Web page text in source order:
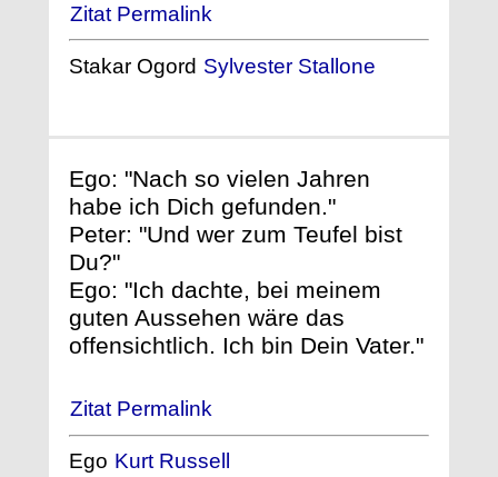
Zitat Permalink
Stakar Ogord Sylvester Stallone
Ego: "Nach so vielen Jahren
habe ich Dich gefunden."
Peter: "Und wer zum Teufel bist
Du?"
Ego: "Ich dachte, bei meinem
guten Aussehen wäre das
offensichtlich. Ich bin Dein Vater."
Zitat Permalink
Ego Kurt Russell